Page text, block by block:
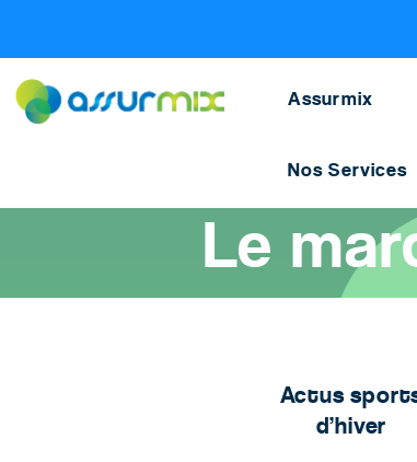
Assurmix
Nos Services
Le
Actus
d’hiver